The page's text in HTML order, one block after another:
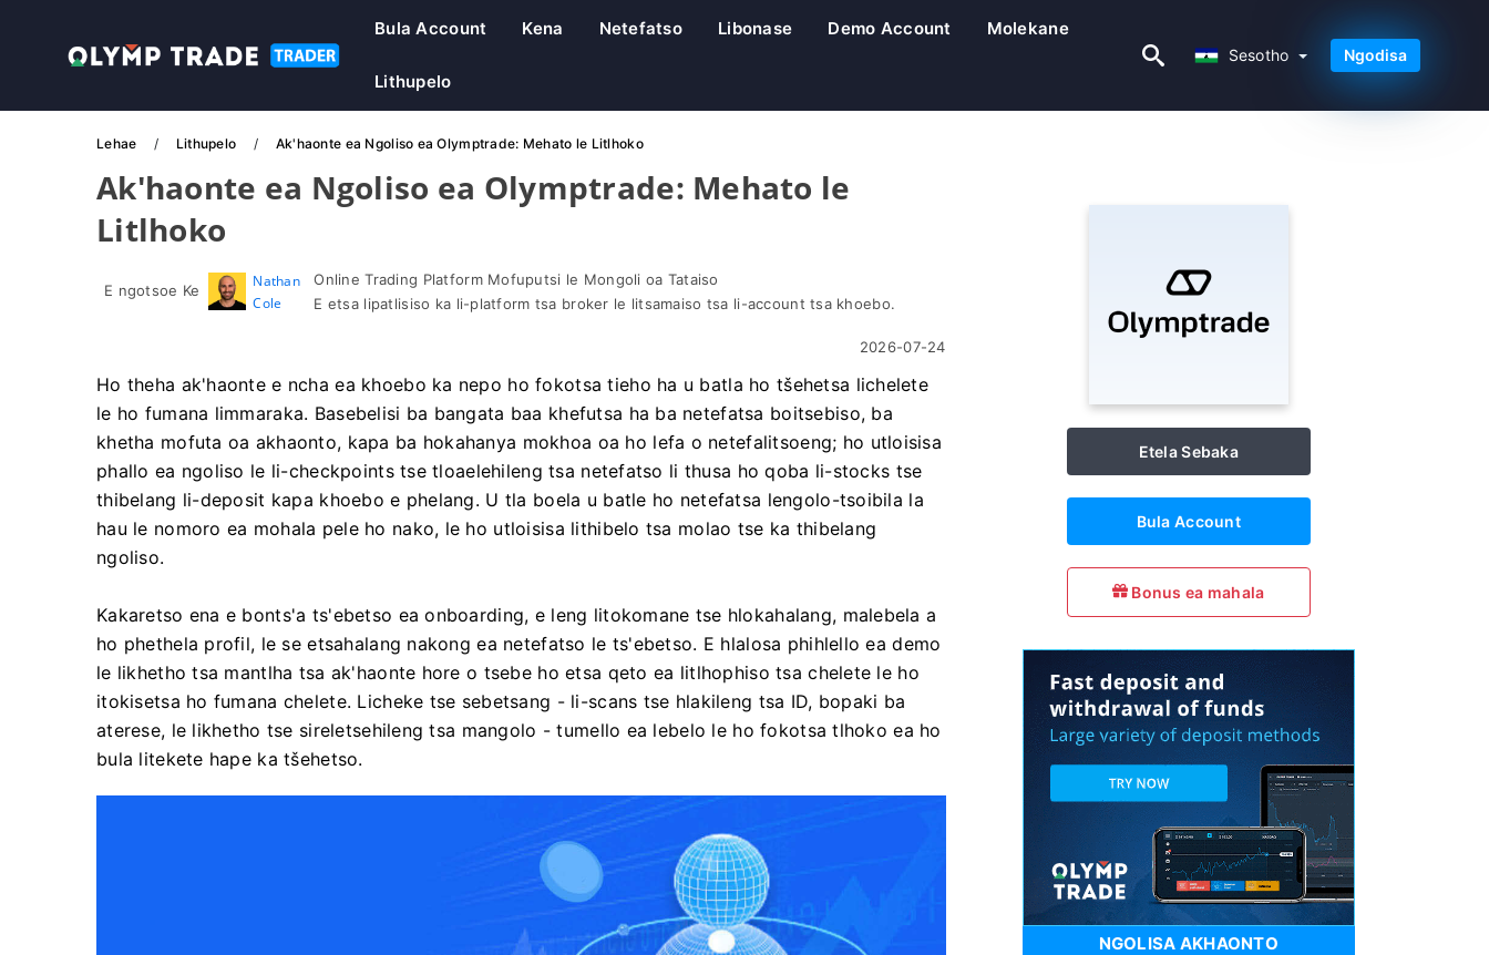
Bula Account Kena Netefatso Libonase Demo Account Molekane
Lithupelo
Sesotho Ngodisa
Lehae Lithupelo Ak'haonte ea Ngoliso ea Olymptrade: Mehato le Litlhoko
Ak'haonte ea Ngoliso ea Olymptrade: Mehato le
Litlhoko
E ngotsoe Ke
Nathan
Cole
Online Trading Platform Mofuputsi le Mongoli oa Tataiso
E etsa lipatlisiso ka li-platform tsa broker le litsamaiso tsa li-account tsa khoebo.
2026-07-24
Ho theha ak'haonte e ncha ea khoebo ka nepo ho fokotsa tieho ha u batla ho tšehetsa lichelete
le ho fumana limmaraka. Basebelisi ba bangata baa khefutsa ha ba netefatsa boitsebiso, ba
khetha mofuta oa akhaonto, kapa ba hokahanya mokhoa oa ho lefa o netefalitsoeng; ho utloisisa
phallo ea ngoliso le li-checkpoints tse tloaelehileng tsa netefatso li thusa ho qoba li-stocks tse
thibelang li-deposit kapa khoebo e phelang. U tla boela u batle ho netefatsa lengolo-tsoibila la
hau le nomoro ea mohala pele ho nako, le ho utloisisa lithibelo tsa molao tse ka thibelang
ngoliso.
Kakaretso ena e bonts'a ts'ebetso ea onboarding, e leng litokomane tse hlokahalang, malebela a
ho phethela profil, le se etsahalang nakong ea netefatso le ts'ebetso. E hlalosa phihlello ea demo
le likhetho tsa mantlha tsa ak'haonte hore o tsebe ho etsa qeto ea litlhophiso tsa chelete le ho
itokisetsa ho fumana chelete. Licheke tse sebetsang - li-scans tse hlakileng tsa ID, bopaki ba
aterese, le likhetho tse sireletsehileng tsa mangolo - tumello ea lebelo le ho fokotsa tlhoko ea ho
bula litekete hape ka tšehetso.
Etela Sebaka
Bula Account
Bonus ea mahala
NGOLISA AKHAONTO